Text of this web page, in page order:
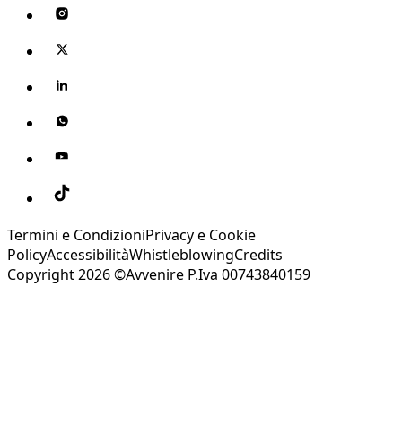
Termini e CondizioniPrivacy e Cookie
PolicyAccessibilitàWhistleblowingCredits
Copyright 2026 ©Avvenire P.Iva 00743840159